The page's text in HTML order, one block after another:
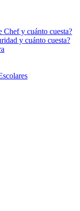
Chef y cuánto cuesta?
y cuánto cuesta?